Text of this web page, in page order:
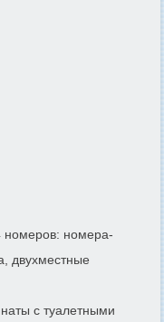
номеров: номера-
двухместные
с туалетными